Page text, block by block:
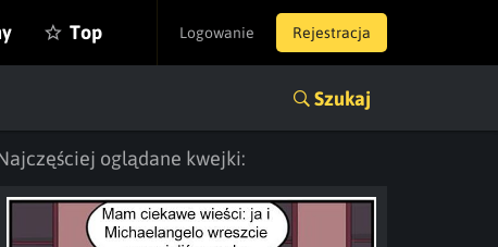
Logowanie Rejestracja
Top
Szukaj
oglądane kwejki: